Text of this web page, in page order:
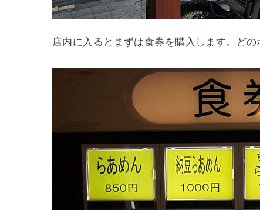
店内に入るとまずは食券を購入します。ど